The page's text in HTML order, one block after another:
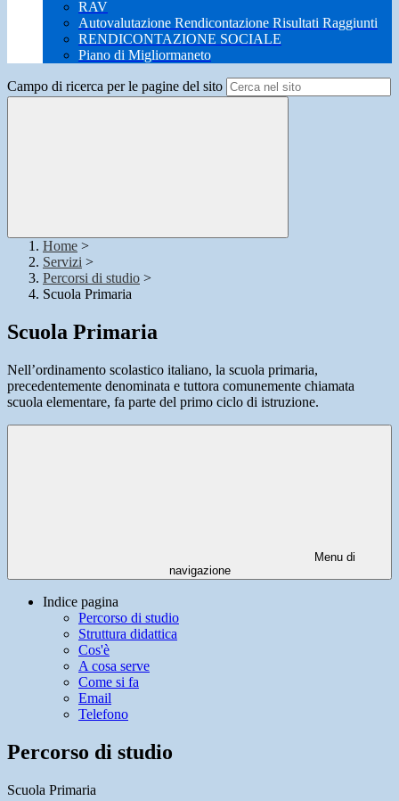
RAV
Autovalutazione Rendicontazione Risultati Raggiunti
RENDICONTAZIONE SOCIALE
Piano di Migliormaneto
Campo di ricerca per le pagine del sito
Home >
Servizi >
Percorsi di studio >
Scuola Primaria
Scuola Primaria
Nell’ordinamento scolastico italiano, la scuola primaria,
precedentemente denominata e tuttora comunemente chiamata
scuola elementare, fa parte del primo ciclo di istruzione.
Menu di
navigazione
Indice pagina
Percorso di studio
Struttura didattica
Cos'è
A cosa serve
Come si fa
Email
Telefono
Percorso di studio
Scuola Primaria